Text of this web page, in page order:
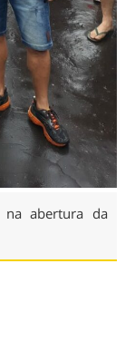
na abertura da